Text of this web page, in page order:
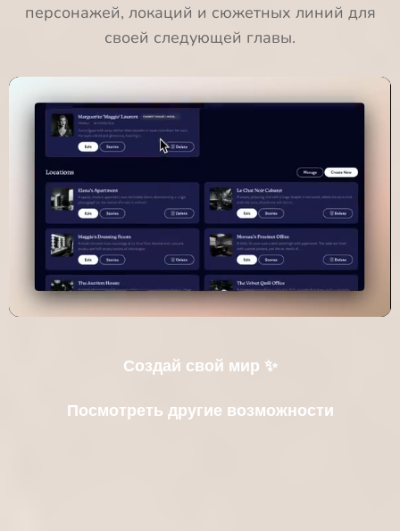
персонажей, локаций и сюжетных линий для
своей следующей главы.
Создай свой мир ✨
Посмотреть другие возможности